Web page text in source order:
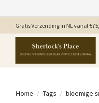
Gratis Verzending in NL vanaf
Home / Tags / bloemige